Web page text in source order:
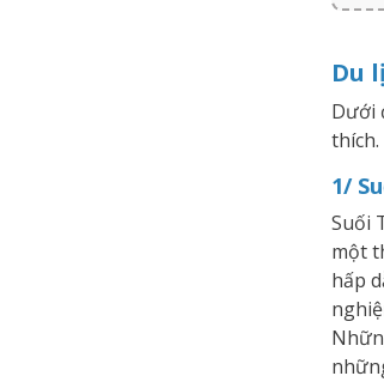
Du
Dưới
thích.
1/
Suối
một
hấp